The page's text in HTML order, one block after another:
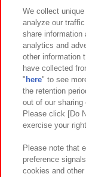
イベント・キ
関連会社
プライバシーポリ
お取引先
カスタマーハラス
We collect
analyze our
share information
analytics and
other information
have collected
" here" to see
the retention
out of our sharing
Please click [Do
exercise your
Please note that
preference
cookies and